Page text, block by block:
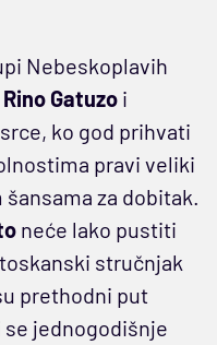
Nebeskoplavih
Rino Gatuzo i
ko god prihvati
pravi veliki
za dobitak.
neće lako pustiti
stručnjak
prethodni put
jednogodišnje